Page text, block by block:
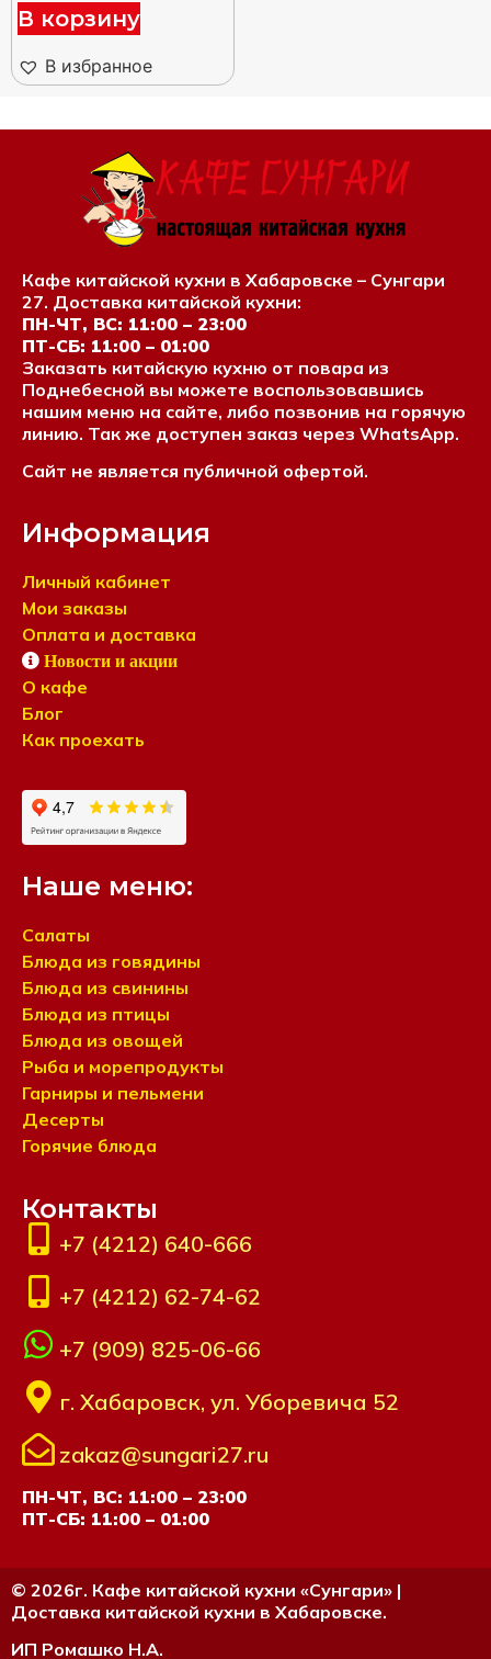
В корзину
В избранное
Кафе китайской кухни в Хабаровске – Сунгари
27. Доставка китайской кухни:
ПН-ЧТ, ВС: 11:00 – 23:00
ПТ-СБ: 11:00 – 01:00
Заказать китайскую кухню от повара из
Поднебесной вы можете воспользовавшись
нашим меню на сайте, либо позвонив на горячую
линию. Так же доступен заказ через WhatsApp.
Сайт не является публичной офертой.
Информация
Личный кабинет
Мои заказы
Оплата и доставка
Новости и акции
О кафе
Блог
Как проехать
Наше меню:
Салаты
Блюда из говядины
Блюда из свинины
Блюда из птицы
Блюда из овощей
Рыба и морепродукты
Гарниры и пельмени
Десерты
Горячие блюда
Контакты
+7 (4212) 640-666
+7 (4212) 62-74-62
+7 (909) 825-06-66
г. Хабаровск, ул. Уборевича 52
zakaz@sungari27.ru
ПН-ЧТ, ВС: 11:00 – 23:00
ПТ-СБ: 11:00 – 01:00
© 2026г. Кафе китайской кухни «Сунгари» |
Доставка китайской кухни в Хабаровске.
ИП Ромашко Н.А.